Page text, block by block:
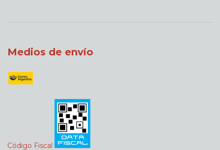
Medios de envío
Código Fiscal